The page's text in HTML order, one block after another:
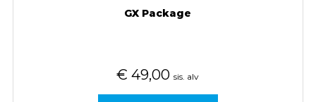
GX Package
€ 49,00 sis. alv